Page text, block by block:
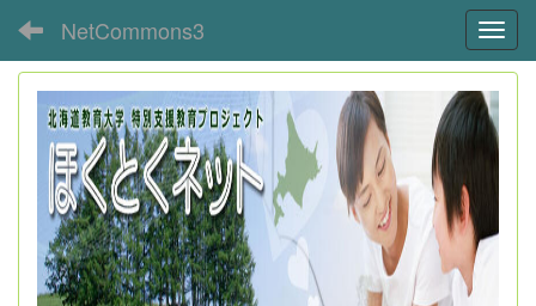
NetCommons3